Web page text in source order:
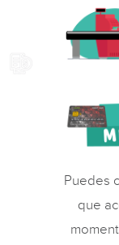
Puedes
que